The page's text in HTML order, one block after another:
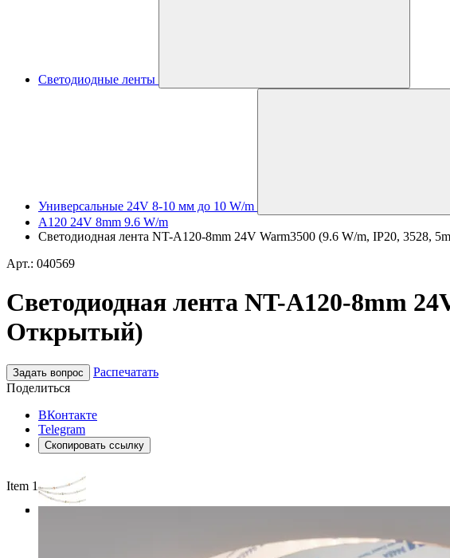
Светодиодные ленты
Универсальные 24V 8-10 мм до 10 W/m
A120 24V 8mm 9.6 W/m
Светодиодная лента NT-A120-8mm 24V Warm3500 (9.6 W/m, IP20, 3528,
Арт.: 040569
Светодиодная лента NT-A120-8mm
Открытый)
Задать вопрос
Распечатать
Поделиться
ВКонтакте
Telegram
Скопировать ссылку
Item 1 of 3